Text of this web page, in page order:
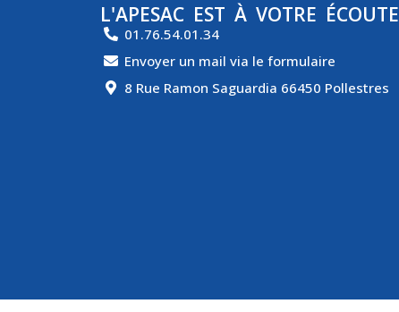
L'APESAC EST À VOTRE ÉCOUTE
01.76.54.01.34
Envoyer un mail via le formulaire
8 Rue Ramon Saguardia 66450 Pollestres